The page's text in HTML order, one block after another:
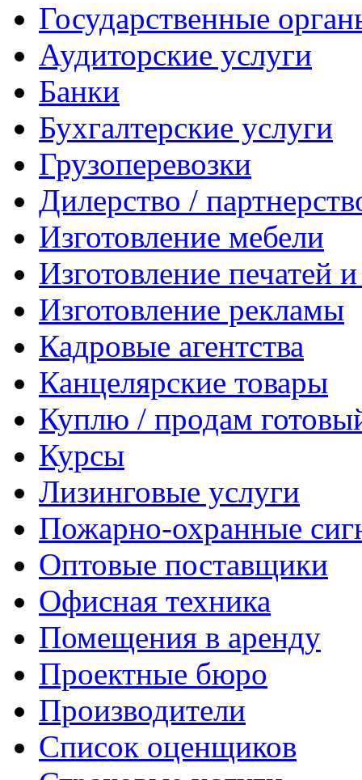
Государственные
Аудиторские услуги
Банки
Бухгалтерские услуги
Грузоперевозки
Дилерство /
Изготовление мебели
Изготовление печатей
Изготовление рекламы
Кадровые агентства
Канцелярские товары
Куплю / продам
Курсы
Лизинговые услуги
Пожарно-охранные
Оптовые поставщики
Офисная техника
Помещения в аренду
Проектные бюро
Производители
Список оценщиков